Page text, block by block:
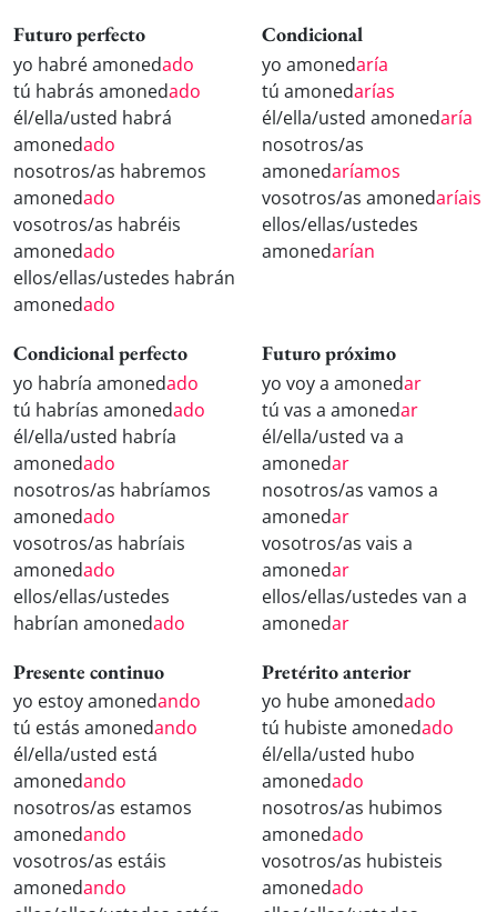
Futuro perfecto
yo habré amonedado
tú habrás amonedado
él/ella/usted habrá
amonedado
nosotros/as habremos
amonedado
vosotros/as habréis
amonedado
ellos/ellas/ustedes habrán
amonedado
Condicional
yo amonedaría
tú amonedarías
él/ella/usted amonedaría
nosotros/as
amonedaríamos
vosotros/as amonedaríais
ellos/ellas/ustedes
amonedarían
Condicional perfecto
yo habría amonedado
tú habrías amonedado
él/ella/usted habría
amonedado
nosotros/as habríamos
amonedado
vosotros/as habríais
amonedado
ellos/ellas/ustedes
habrían amonedado
Futuro próximo
yo voy a amonedar
tú vas a amonedar
él/ella/usted va a
amonedar
nosotros/as vamos a
amonedar
vosotros/as vais a
amonedar
ellos/ellas/ustedes van a
amonedar
Presente continuo
yo estoy amonedando
tú estás amonedando
él/ella/usted está
amonedando
nosotros/as estamos
amonedando
vosotros/as estáis
amonedando
Pretérito anterior
yo hube amonedado
tú hubiste amonedado
él/ella/usted hubo
amonedado
nosotros/as hubimos
amonedado
vosotros/as hubisteis
amonedado